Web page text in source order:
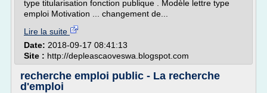
type titularisation fonction publique . Modèle lettre type
emploi Motivation ... changement de...
Lire la suite
Date: 2018-09-17 08:41:13
Site : http://depleascaoveswa.blogspot.com
recherche emploi public - La recherche
d'emploi